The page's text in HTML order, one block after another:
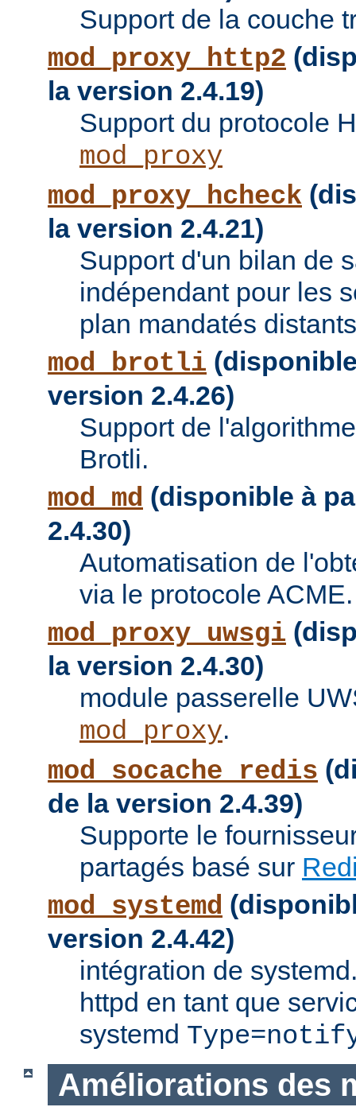
Support de la couche
mod_proxy_http2
la version 2.4.19)
Support du protocole
mod_proxy
mod_proxy_hcheck
la version 2.4.21)
Support d'un bilan de
indépendant pour les
plan mandatés
mod_brotli
version 2.4.26)
Support de
Brotli.
mod_md (disponible à
2.4.30)
Automatisation de
via le protocole ACME.
mod_proxy_uwsgi
la version 2.4.30)
module passerelle
mod_proxy.
mod_socache_redis
de la version 2.4.39)
Supporte le
partagés basé sur
mod_systemd
version 2.4.42)
intégration de
httpd en tant que
systemd
Améliorations des